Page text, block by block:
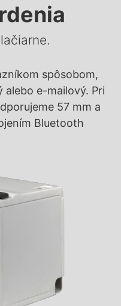
spôsobom,
e-mailový. Pri
57 mm a
Bluetooth